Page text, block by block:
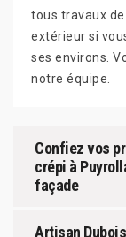
tous travaux
extérieur si
ses environs.
notre équipe.
Confiez vos
crépi à
façade
Artisan